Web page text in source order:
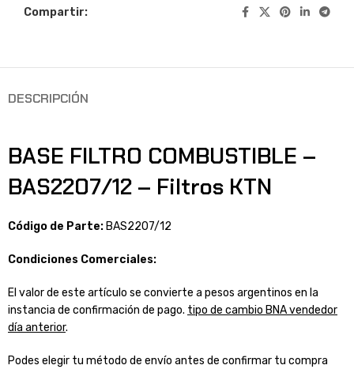
Compartir:
DESCRIPCIÓN
BASE FILTRO COMBUSTIBLE –
BAS2207/12 – Filtros KTN
Código de Parte: BAS2207/12
Condiciones Comerciales:
El valor de este artículo se convierte a pesos argentinos en la
instancia de confirmación de pago. tipo de cambio BNA vendedor
día anterior.
Podes elegir tu método de envío antes de confirmar tu compra